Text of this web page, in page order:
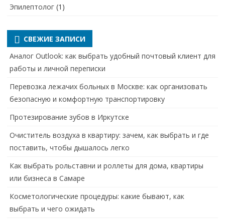
Эпилептолог (1)
СВЕЖИЕ ЗАПИСИ
Аналог Outlook: как выбрать удобный почтовый клиент для
работы и личной переписки
Перевозка лежачих больных в Москве: как организовать
безопасную и комфортную транспортировку
Протезирование зубов в Иркутске
Очиститель воздуха в квартиру: зачем, как выбрать и где
поставить, чтобы дышалось легко
Как выбрать рольставни и роллеты для дома, квартиры
или бизнеса в Самаре
Косметологические процедуры: какие бывают, как
выбрать и чего ожидать